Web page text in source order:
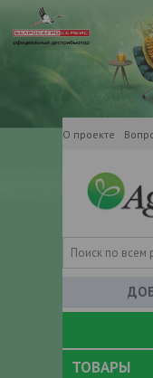
О проекте
ТОВАРЫ